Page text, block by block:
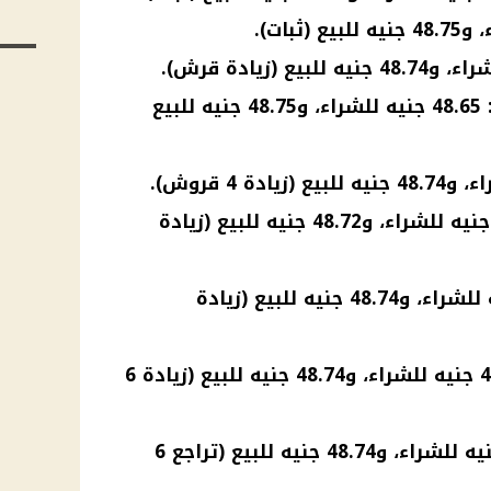
البنك التجاري الدولي (CIB): 48.65 جنيه للشراء، و48.75 جنيه للبيع
بنك كريدي أجريكول: 48.62 جنيه للشراء، و48.72 جنيه للبيع (زيادة
بنك الإسكندرية: 48.64 جنيه للشراء، و48.74 جنيه للبيع (زيادة
بنك التعمير والإسكان: 48.64 جنيه للشراء، و48.74 جنيه للبيع (زيادة 6
بنك قناة السويس: 48.64 جنيه للشراء، و48.74 جنيه للبيع (تراجع 6